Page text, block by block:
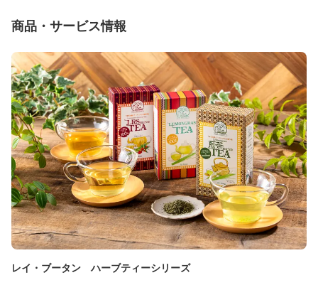
商品・サービス情報
レイ・ブータン ハーブティーシリーズ